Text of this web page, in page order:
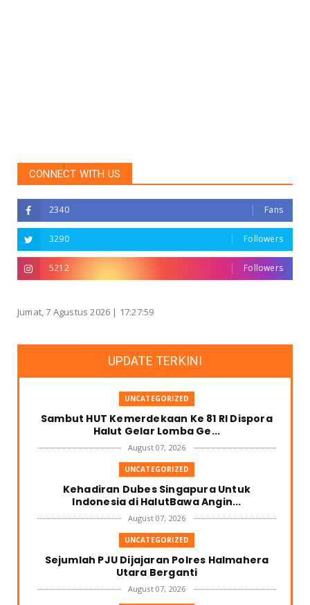
CONNECT WITH US
2340 Fans
3290 Followers
5212 Followers
Jumat, 7 Agustus 2026 | 17:27:59
UPDATE TERKINI
UNCATEGORIZED
Sambut HUT Kemerdekaan Ke 81 RI Dispora
Halut Gelar Lomba Ge...
August 07, 2026
UNCATEGORIZED
Kehadiran Dubes Singapura Untuk
Indonesia di HalutBawa Angin...
August 07, 2026
UNCATEGORIZED
Sejumlah PJU Dijajaran Polres Halmahera
Utara Berganti
August 07, 2026